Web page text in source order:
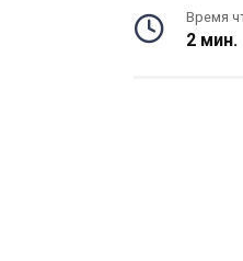
Время
2 мин.